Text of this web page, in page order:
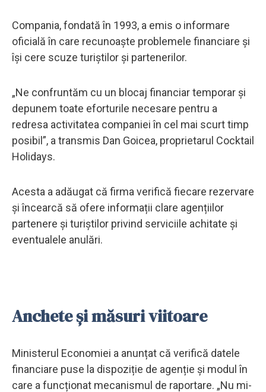
Compania, fondată în 1993, a emis o informare
oficială în care recunoaște problemele financiare și
își cere scuze turiștilor și partenerilor.
„Ne confruntăm cu un blocaj financiar temporar și
depunem toate eforturile necesare pentru a
redresa activitatea companiei în cel mai scurt timp
posibil”, a transmis Dan Goicea, proprietarul Cocktail
Holidays.
Acesta a adăugat că firma verifică fiecare rezervare
și încearcă să ofere informații clare agențiilor
partenere și turiștilor privind serviciile achitate și
eventualele anulări.
Anchete și măsuri viitoare
Ministerul Economiei a anunțat că verifică datele
financiare puse la dispoziție de agenție și modul în
care a funcționat mecanismul de raportare. „Nu mi-